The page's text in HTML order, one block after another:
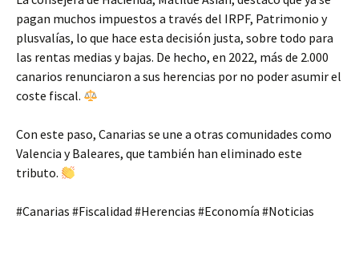
pagan muchos impuestos a través del IRPF, Patrimonio y
plusvalías, lo que hace esta decisión justa, sobre todo para
las rentas medias y bajas. De hecho, en 2022, más de 2.000
canarios renunciaron a sus herencias por no poder asumir el
coste fiscal.
Con este paso, Canarias se une a otras comunidades como
Valencia y Baleares, que también han eliminado este
tributo.
#Canarias #Fiscalidad #Herencias #Economía #Noticias